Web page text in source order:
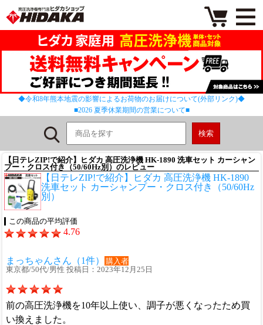
◆令和8年熊本地震の影響によるお荷物のお届けについて(外部リンク)◆
■2026 夏季休業期間の営業について■
【日テレZIP!で紹介】ヒダカ 高圧洗浄機 HK-1890 洗車セット カーシャン
プー・クロス付き（50/60Hz別）のレビュー
【日テレZIP!で紹介】ヒダカ 高圧洗浄機 HK-1890
洗車セット カーシャンプー・クロス付き（50/60Hz
別）
この商品の平均評価
4.76
まっちゃんさん（1件）
購入者
東京都/50代/男性 投稿日：2023年12月25日
前の高圧洗浄機を10年以上使い、調子が悪くなったため買
い換えました。